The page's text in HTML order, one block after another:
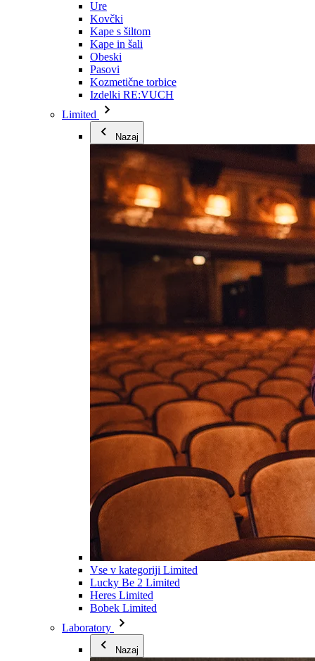
Ure
Kovčki
Kape s šiltom
Kape in šali
Obeski
Pasovi
Kozmetične torbice
Izdelki RE:VUCH
Limited
Nazaj
Vse v kategoriji Limited
Lucky Be 2 Limited
Heres Limited
Bobek Limited
Laboratory
Nazaj